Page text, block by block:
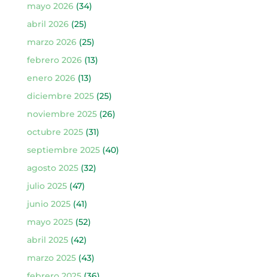
mayo 2026(34)
abril 2026(25)
marzo 2026(25)
febrero 2026(13)
enero 2026(13)
diciembre 2025(25)
noviembre 2025(26)
octubre 2025(31)
septiembre 2025(40)
agosto 2025(32)
julio 2025(47)
junio 2025(41)
mayo 2025(52)
abril 2025(42)
marzo 2025(43)